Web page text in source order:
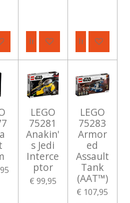
In winkelwagenIn
LEGO
75281
Anakin'
s Jedi
Interce
ptor
€ 99,95
LEGO
75283
Armor
ed
Assault
Tank
(AAT™)
€ 107,95